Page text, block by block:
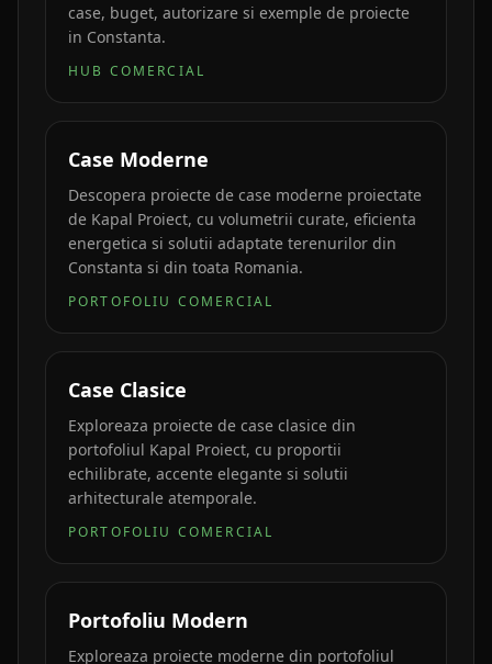
case, buget, autorizare si exemple de proiecte
in Constanta.
HUB COMERCIAL
Case Moderne
Descopera proiecte de case moderne proiectate
de Kapal Proiect, cu volumetrii curate, eficienta
energetica si solutii adaptate terenurilor din
Constanta si din toata Romania.
PORTOFOLIU COMERCIAL
Case Clasice
Exploreaza proiecte de case clasice din
portofoliul Kapal Proiect, cu proportii
echilibrate, accente elegante si solutii
arhitecturale atemporale.
PORTOFOLIU COMERCIAL
Portofoliu Modern
Exploreaza proiecte moderne din portofoliul